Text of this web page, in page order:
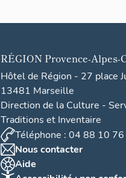
RÉGION Provence-Alpes-
Hôtel de Région - 27 place
13481 Marseille
Direction de la Culture -
Traditions et Inventaire
Téléphone : 04 88 10
Nous contacter
Aide